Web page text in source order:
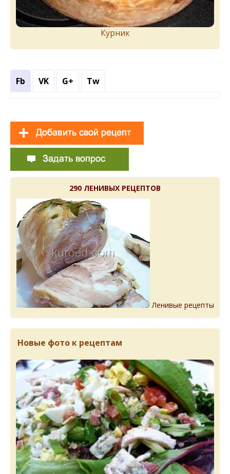
Курник
Fb VK G+ Tw
290 ЛЕНИВЫХ РЕЦЕПТОВ
Ленивые рецепты
Новые фото к рецептам